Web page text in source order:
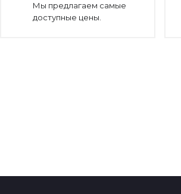
Мы предлагаем самые
доступные цены.